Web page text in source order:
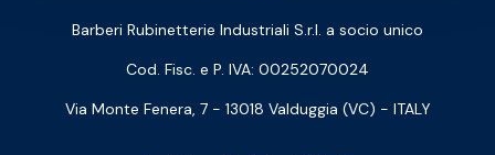
Barberi Rubinetterie Industriali S.r.l. a socio unico
Cod. Fisc. e P. IVA: 00252070024
Via Monte Fenera, 7 - 13018 Valduggia (VC) - ITALY